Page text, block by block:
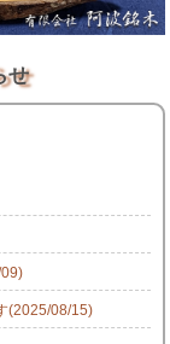
せ
(2025/08/15)